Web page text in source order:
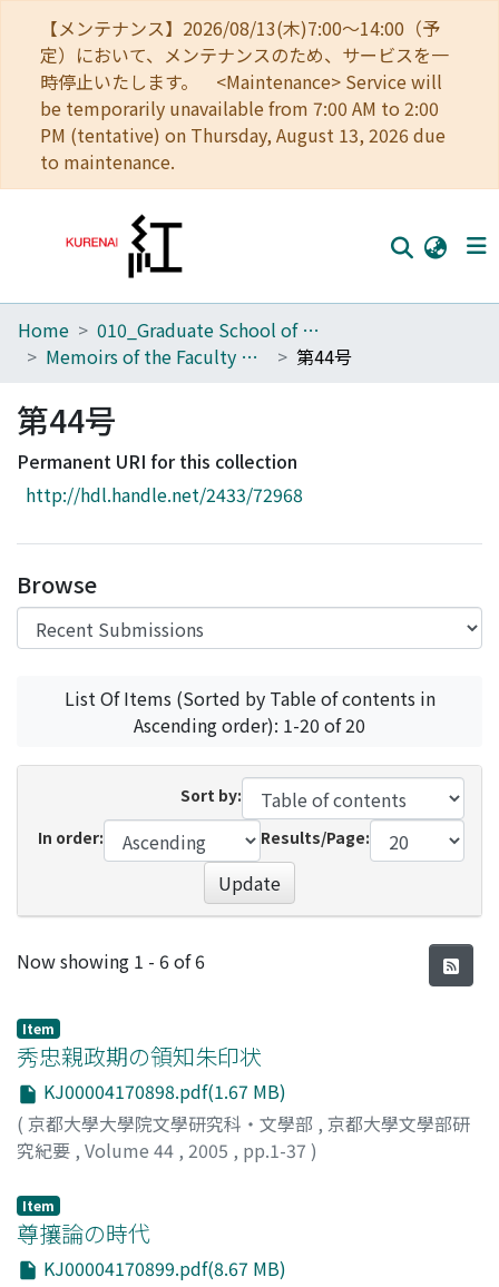
【メンテナンス】2026/08/13(木)7:00～14:00（予
定）において、メンテナンスのため、サービスを一
時停止いたします。 <Maintenance> Service will
be temporarily unavailable from 7:00 AM to 2:00
PM (tentative) on Thursday, August 13, 2026 due
to maintenance.
Home
Browse
Download Ranking
Access Statistics
Home
010_Graduate School of Letters
Memoirs of the Faculty of Letters, Kyoto University
第44号
第44号
Permanent URI for this collection
http://hdl.handle.net/2433/72968
Browse
List Of Items (Sorted by Table of contents in
Ascending order): 1-20 of 20
Sort by:
In order:
Results/Page:
Update
Recent Submissions
Now showing 1 - 6 of 6
Item
秀忠親政期の領知朱印状
KJ00004170898.pdf(1.67 MB)
( 京都大學大學院文學研究科・文學部 , 京都大學文學部研
究紀要 , Volume 44 , 2005 , pp.1-37 )
Item
尊攘論の時代
KJ00004170899.pdf(8.67 MB)